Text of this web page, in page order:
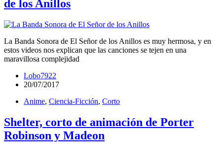
de los Anillos
La Banda Sonora de El Señor de los Anillos es muy hermosa, y en
estos videos nos explican que las canciones se tejen en una
maravillosa complejidad
Lobo7922
20/07/2017
Anime, Ciencia-Ficción, Corto
Shelter, corto de animación de Porter
Robinson y Madeon